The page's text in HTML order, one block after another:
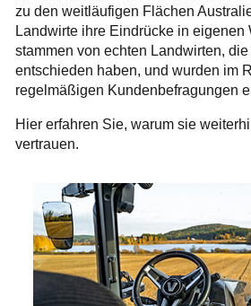
zu den weitläufigen Flächen
Landwirte ihre Eindrücke in eigenen
stammen von echten Landwirten, die
entschieden haben, und wurden im
regelmäßigen Kundenbefragungen
Hier erfahren Sie, warum sie
vertrauen.